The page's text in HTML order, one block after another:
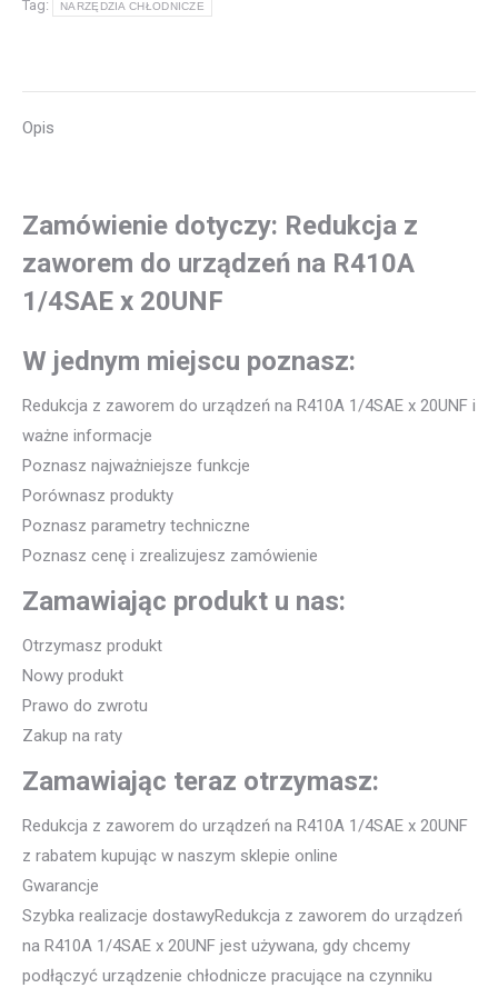
Tag: NARZĘDZIA CHŁODNICZE
Opis
Zamówienie dotyczy: Redukcja z
zaworem do urządzeń na R410A
1/4SAE x 20UNF
W jednym miejscu poznasz:
Redukcja z zaworem do urządzeń na R410A 1/4SAE x 20UNF i
ważne informacje
Poznasz najważniejsze funkcje
Porównasz produkty
Poznasz parametry techniczne
Poznasz cenę i zrealizujesz zamówienie
Zamawiając produkt u nas:
Otrzymasz produkt
Nowy produkt
Prawo do zwrotu
Zakup na raty
Zamawiając teraz otrzymasz:
Redukcja z zaworem do urządzeń na R410A 1/4SAE x 20UNF
z rabatem kupując w naszym sklepie online
Gwarancje
Szybka realizacje dostawyRedukcja z zaworem do urządzeń
na R410A 1/4SAE x 20UNF jest używana, gdy chcemy
podłączyć urządzenie chłodnicze pracujące na czynniku